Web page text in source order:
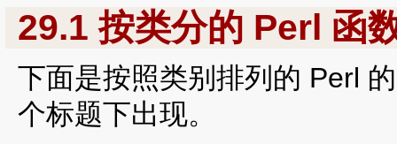
29.1 按类分的 Perl 函
下面是按照类别排列的 Perl
个标题下出现。